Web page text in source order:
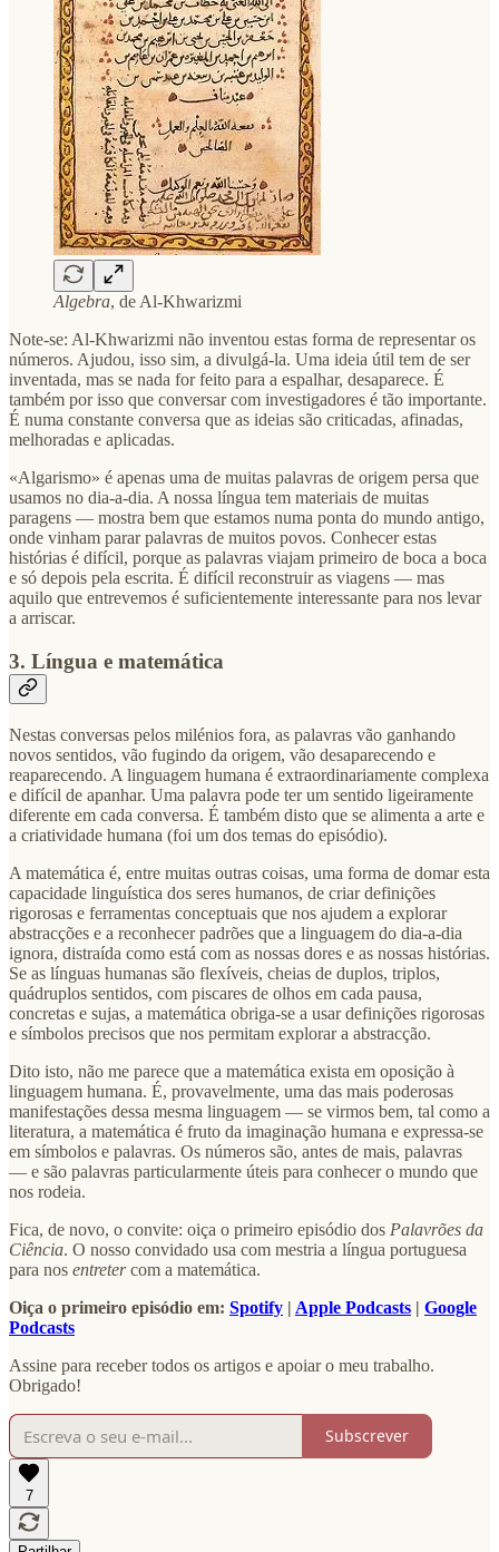
Algebra, de Al-Khwarizmi
Note-se: Al-Khwarizmi não inventou estas forma de representar os
números. Ajudou, isso sim, a divulgá-la. Uma ideia útil tem de ser
inventada, mas se nada for feito para a espalhar, desaparece. É
também por isso que conversar com investigadores é tão importante.
É numa constante conversa que as ideias são criticadas, afinadas,
melhoradas e aplicadas.
«Algarismo» é apenas uma de muitas palavras de origem persa que
usamos no dia-a-dia. A nossa língua tem materiais de muitas
paragens — mostra bem que estamos numa ponta do mundo antigo,
onde vinham parar palavras de muitos povos. Conhecer estas
histórias é difícil, porque as palavras viajam primeiro de boca a boca
e só depois pela escrita. É difícil reconstruir as viagens — mas
aquilo que entrevemos é suficientemente interessante para nos levar
a arriscar.
3. Língua e matemática
Nestas conversas pelos milénios fora, as palavras vão ganhando
novos sentidos, vão fugindo da origem, vão desaparecendo e
reaparecendo. A linguagem humana é extraordinariamente complexa
e difícil de apanhar. Uma palavra pode ter um sentido ligeiramente
diferente em cada conversa. É também disto que se alimenta a arte e
a criatividade humana (foi um dos temas do episódio).
A matemática é, entre muitas outras coisas, uma forma de domar esta
capacidade linguística dos seres humanos, de criar definições
rigorosas e ferramentas conceptuais que nos ajudem a explorar
abstracções e a reconhecer padrões que a linguagem do dia-a-dia
ignora, distraída como está com as nossas dores e as nossas histórias.
Se as línguas humanas são flexíveis, cheias de duplos, triplos,
quádruplos sentidos, com piscares de olhos em cada pausa,
concretas e sujas, a matemática obriga-se a usar definições rigorosas
e símbolos precisos que nos permitam explorar a abstracção.
Dito isto, não me parece que a matemática exista em oposição à
linguagem humana. É, provavelmente, uma das mais poderosas
manifestações dessa mesma linguagem — se virmos bem, tal como a
literatura, a matemática é fruto da imaginação humana e expressa-se
em símbolos e palavras. Os números são, antes de mais, palavras
— e são palavras particularmente úteis para conhecer o mundo que
nos rodeia.
Fica, de novo, o convite: oiça o primeiro episódio dos Palavrões da
Ciência. O nosso convidado usa com mestria a língua portuguesa
para nos entretercom a matemática.
Oiça o primeiro episódio em: Spotify | Apple Podcasts | Google
Podcasts
Assine para receber todos os artigos e apoiar o meu trabalho.
Obrigado!
Subscrever
7